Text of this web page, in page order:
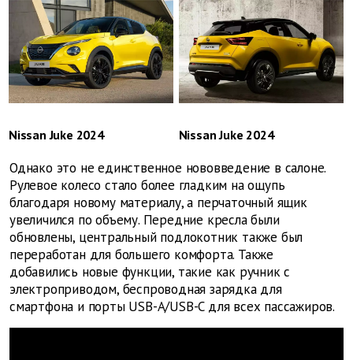
Nissan Juke 2024 Nissan Juke 2024
Однако это не единственное нововведение в салоне.
Рулевое колесо стало более гладким на ощупь
благодаря новому материалу, а перчаточный ящик
увеличился по объему. Передние кресла были
обновлены, центральный подлокотник также был
переработан для большего комфорта. Также
добавились новые функции, такие как ручник с
электроприводом, беспроводная зарядка для
смартфона и порты USB-A/USB-C для всех пассажиров.